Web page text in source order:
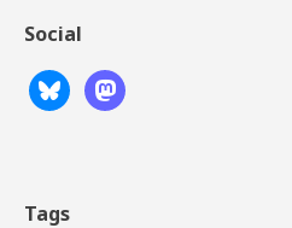
Social
Tags